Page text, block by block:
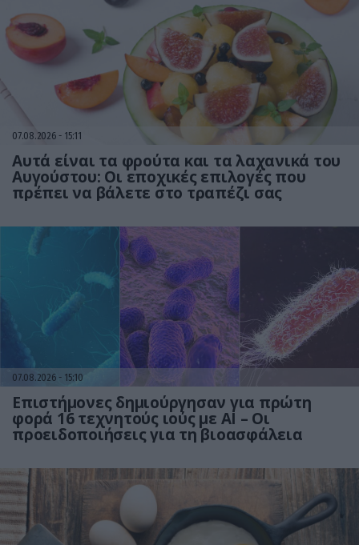
07.08.2026 15:11
Αυτά είναι τα φρούτα και τα λαχανικά του
Αυγούστου: Οι εποχικές επιλογές που
πρέπει να βάλετε στο τραπέζι σας
07.08.2026 15:10
Επιστήμονες δημιούργησαν για πρώτη
φορά 16 τεχνητούς ιούς με AI – Οι
προειδοποιήσεις για τη βιοασφάλεια